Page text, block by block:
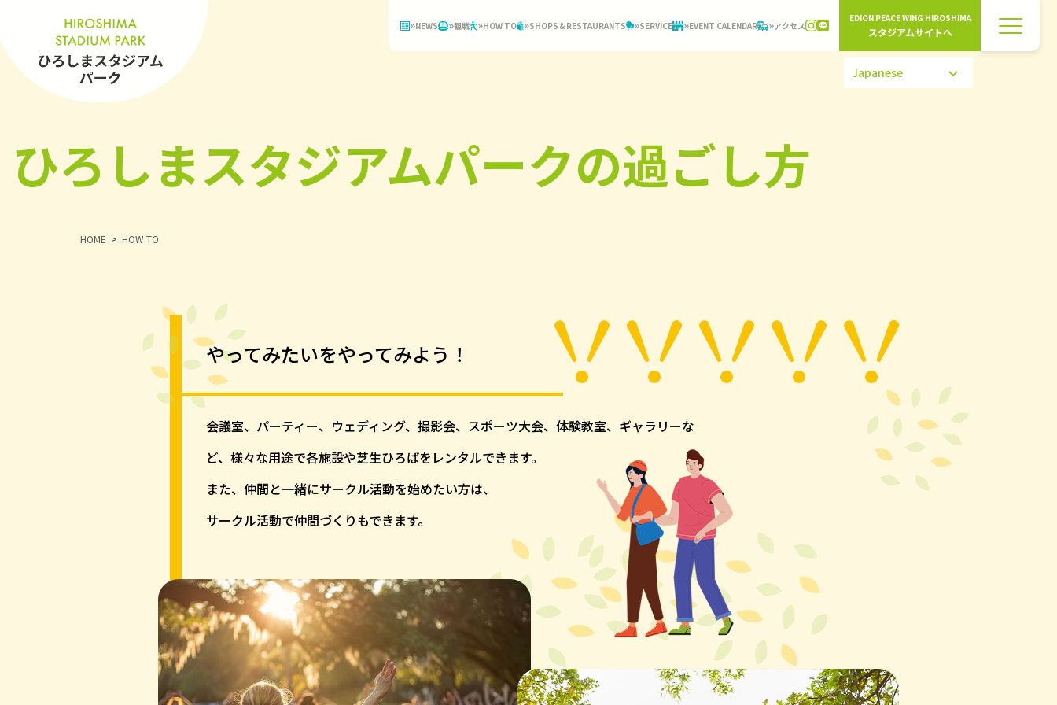
NEWS 観戦 HOW TO SHOPS＆RESTAURANTS SERVICE EVENT CALENDAR アクセス
EDION PEACE WING HIROSHIMA
スタジアムサイトへ
ひろしまスタジアムパークの過ごし方
HOME HOW TO
やってみたいをやってみよう！
会議室、パーティー、ウェディング、 撮影会、スポーツ大会、体験教室、 ギャラリーな
ど、様々な用途で各施設や芝生ひろばをレンタルできます。
また、仲間と一緒にサークル活動を始めたい方は、
サークル活動で仲間づくりもできます。